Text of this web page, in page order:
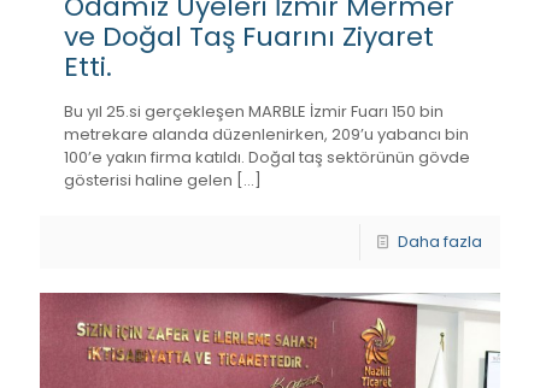
ve Doğal Taş Fuarını Ziyaret
Etti.
Bu yıl 25.si gerçekleşen MARBLE İzmir Fuarı 150 bin
metrekare alanda düzenlenirken, 209’u yabancı bin
100’e yakın firma katıldı. Doğal taş sektörünün gövde
gösterisi haline gelen […]
Daha fazla